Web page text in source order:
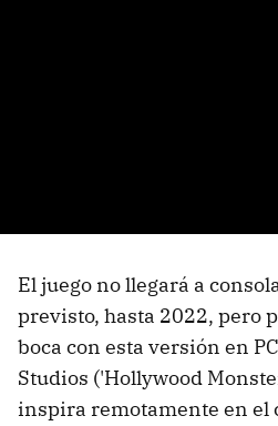
El juego no llegará a
previsto, hasta 2022, pero
boca con esta versión en
Studios ('Hollywood
inspira remotamente en el